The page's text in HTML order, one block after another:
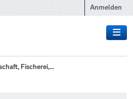
Anmelden
Fischerei,...